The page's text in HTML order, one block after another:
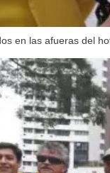
en las afueras del